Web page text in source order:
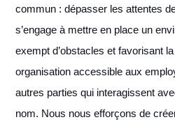
commun : dépasser les attentes
s’engage à mettre en place un
exempt d’obstacles et favorisant
organisation accessible aux
autres parties qui interagissent
nom. Nous nous efforçons de